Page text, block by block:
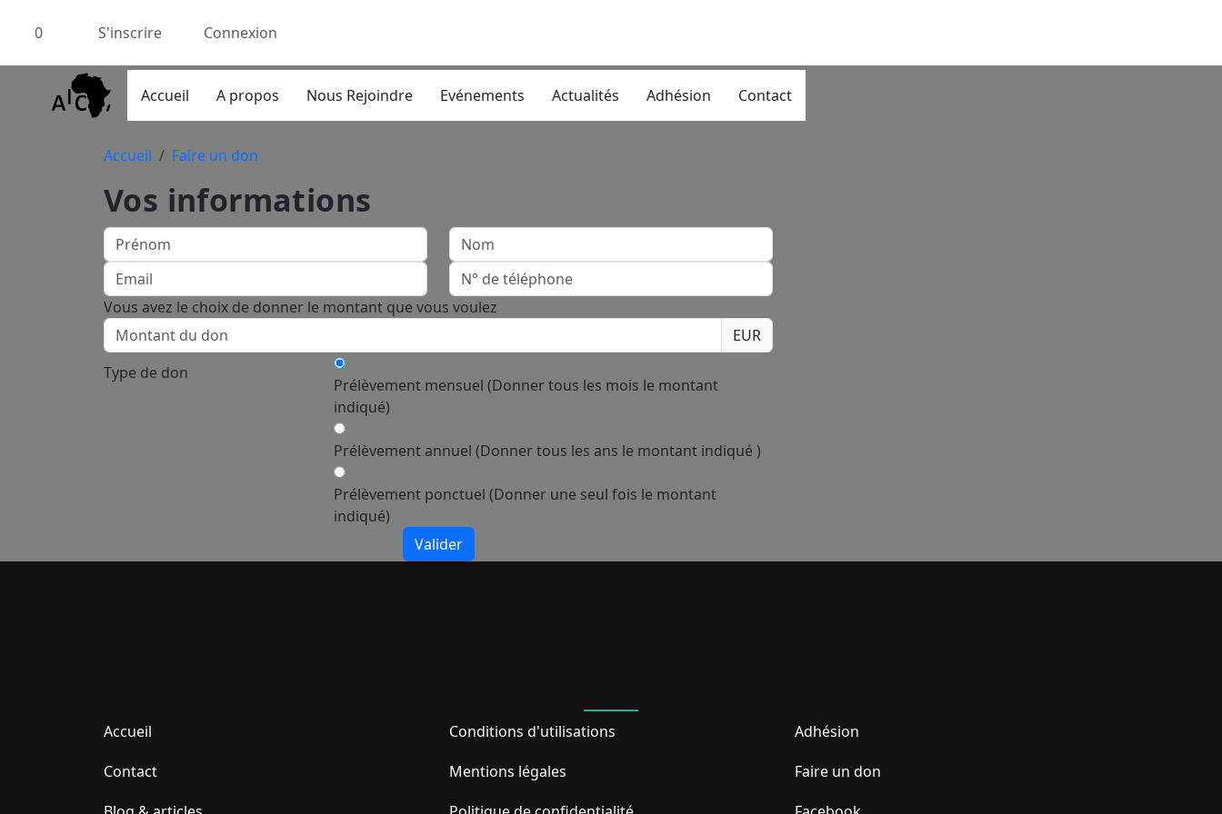
0 S'inscrire Connexion
Accueil A propos Nous Rejoindre Evénements Actualités Adhésion Contact
Accueil Faire un don
Vos informations
Vous avez le choix de donner le montant que vous voulez
EUR
Type de don
Prélèvement mensuel (Donner tous les mois le montant
indiqué)
Prélèvement annuel (Donner tous les ans le montant indiqué )
Prélèvement ponctuel (Donner une seul fois le montant
indiqué)
Valider
Accueil
Contact
Conditions d'utilisations
Mentions légales
Adhésion
Faire un don